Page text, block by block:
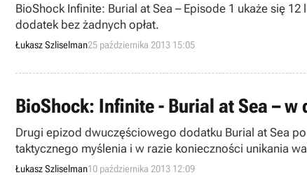
BioShock Infinite: Burial at Sea – Episode 1 ukaże się
dodatek bez żadnych opłat.
Łukasz Szliselman25 października 2013 15:05
BioShock: Infinite - Burial at Sea –
Drugi epizod dwuczęściowego dodatku Burial at Sea
taktycznego myślenia i w razie konieczności unikania
Łukasz Szliselman10 października 2013 12:09